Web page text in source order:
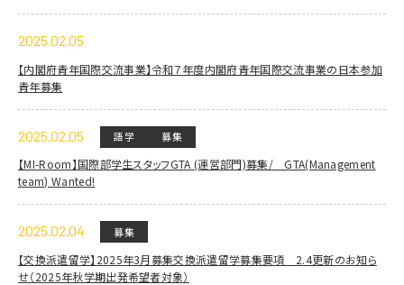
2025.02.05
【内閣府青年国際交流事業】令和７年度内閣府青年国際交流事業の日本参加
青年募集
2025.02.05 語学 募集
【MI-Room】国際部学生スタッフGTA (運営部門)募集/ GTA(Management
team) Wanted!
2025.02.04 募集
【交換派遣留学】2025年3月募集交換派遣留学募集要項 2.4更新のお知ら
せ（2025年秋学期出発希望者対象）